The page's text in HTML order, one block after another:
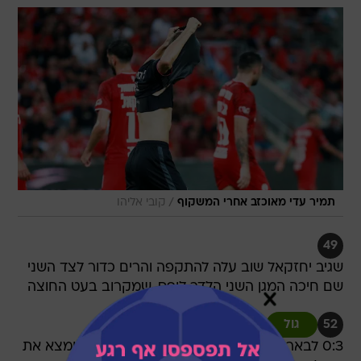
תמיר עדי מאוכזב אחרי המשקוף / קובי אליהו
49
שגיב יחזקאל שוב עלה להתקפה והרים כדור לצד השני
שם חיכה המגן השני הלדר לופס, שמקרוב בעט החוצה
52 גול
0:3 לבאר שבע. גנאח עשה צרות מצד שמאל ומצא את